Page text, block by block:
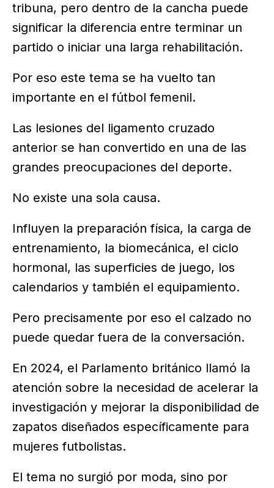
tribuna, pero dentro de la cancha puede
significar la diferencia entre terminar un
partido o iniciar una larga rehabilitación.
Por eso este tema se ha vuelto tan
importante en el fútbol femenil.
Las lesiones del ligamento cruzado
anterior se han convertido en una de las
grandes preocupaciones del deporte.
No existe una sola causa.
Influyen la preparación física, la carga de
entrenamiento, la biomecánica, el ciclo
hormonal, las superficies de juego, los
calendarios y también el equipamiento.
Pero precisamente por eso el calzado no
puede quedar fuera de la conversación.
En 2024, el Parlamento británico llamó la
atención sobre la necesidad de acelerar la
investigación y mejorar la disponibilidad de
zapatos diseñados específicamente para
mujeres futbolistas.
El tema no surgió por moda, sino por